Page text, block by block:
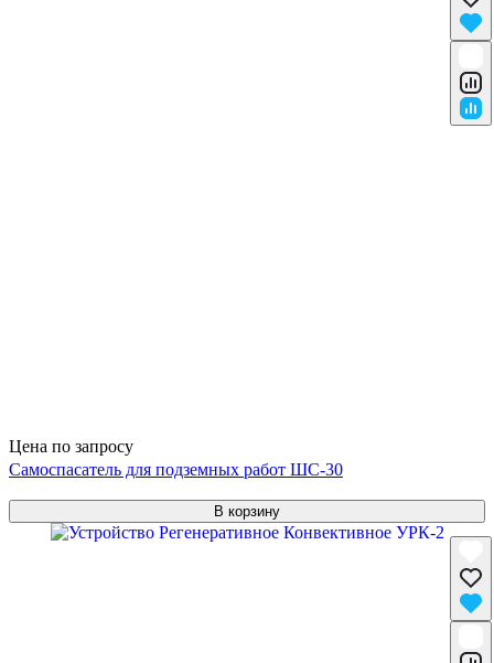
Цена по запросу
Самоспасатель для подземных работ ШС-30
В корзину